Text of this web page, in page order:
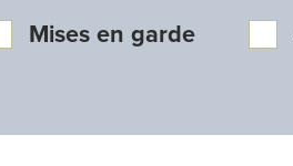
Mises en garde